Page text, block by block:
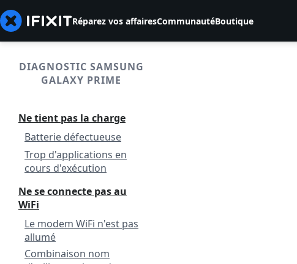
Réparez vos affairesCommunautéBoutique
DIAGNOSTIC SAMSUNG
GALAXY PRIME
Ne tient pas la charge
Batterie défectueuse
Trop d'applications en
cours d'exécution
Ne se connecte pas au
WiFi
Le modem WiFi n'est pas
allumé
Combinaison nom